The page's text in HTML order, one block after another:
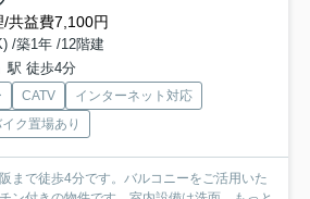
/共益費7,100円
/築1年 /12階建
駅 徒歩4分
CATV
インターネット対応
ク置場あり
まで徒歩4分です。バルコニーをご活用いた